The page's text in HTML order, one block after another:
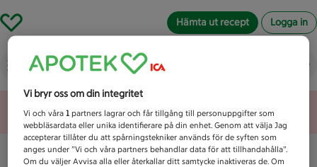
Hämta ut recept Logga in
Vad letar du efter idag?
Unknown error
Vi bryr oss om din integritet
Vi och våra1 partners lagrar och får tillgång till personuppgifter som
webbläsardata eller unika identifierare på din enhet. Genom att välja Jag
accepterar tillåter du att spårningstekniker används för de syften som
anges under ”Vi och våra partners behandlar data för att tillhandahålla”.
Om du väljer Avvisa alla eller återkallar ditt samtycke inaktiveras de. Om